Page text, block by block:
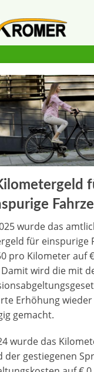
wurde das
für einspurige
pro Kilometer auf
wird die mit
Erhöhung wieder
gemacht.
wurde das
der gestiegenen